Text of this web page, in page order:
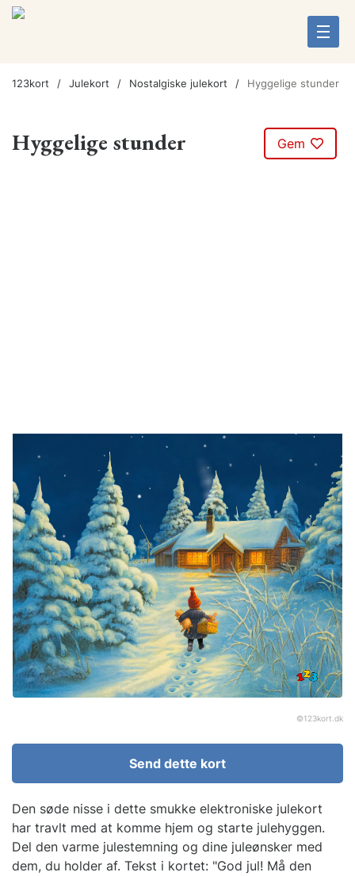
123kort Julekort Nostalgiske julekort Hyggelige stunder
Hyggelige stunder Gem
©123kort.dk
Send dette kort
Den søde nisse i dette smukke elektroniske julekort
har travlt med at komme hjem og starte julehyggen.
Del den varme julestemning og dine juleønsker med
dem, du holder af. Tekst i kortet: "God jul! Må den